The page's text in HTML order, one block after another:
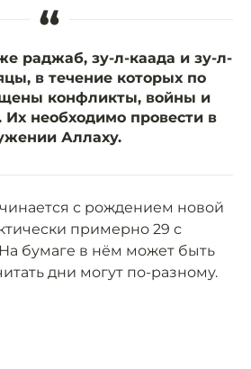
“
раджаб, зу-л-каада и зу-л-
в течение которых по
конфликты, войны и
Их необходимо провести в
Аллаху.
с рождением новой
примерно 29 с
бумаге в нём может быть
дни могут по-разному.